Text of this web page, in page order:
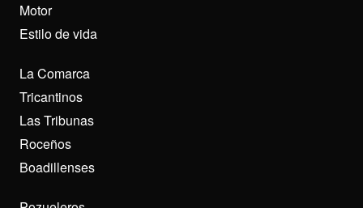
Motor
Estilo de vida
La Comarca
Tricantinos
Las Tribunas
Roceños
Boadillenses